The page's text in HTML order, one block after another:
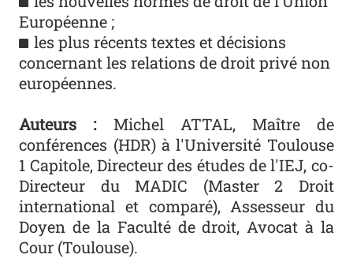
Européenne ;
les plus récents textes et décisions
concernant les relations de droit privé non
européennes.
Auteurs :
Michel ATTAL, Maître de
conférences (HDR) à l'Université Toulouse
1 Capitole, Directeur des études de l'IEJ, co-
Directeur du MADIC (Master 2 Droit
international et comparé), Assesseur du
Doyen de la Faculté de droit, Avocat à la
Cour (Toulouse).